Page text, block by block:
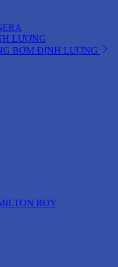
LƯỢNG
BƠM ĐỊNH LƯỢNG
ROY